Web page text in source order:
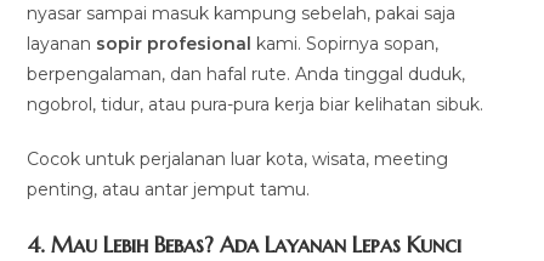
nyasar sampai masuk kampung sebelah, pakai saja
layanan sopir profesional kami. Sopirnya sopan,
berpengalaman, dan hafal rute. Anda tinggal duduk,
ngobrol, tidur, atau pura-pura kerja biar kelihatan sibuk.
Cocok untuk perjalanan luar kota, wisata, meeting
penting, atau antar jemput tamu.
4. Mau Lebih Bebas? Ada Layanan Lepas Kunci